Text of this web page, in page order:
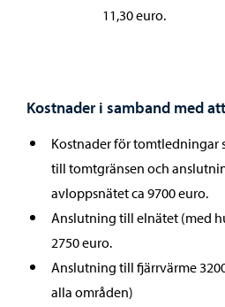
11,30 euro.
Kostnader i samband med
Kostnader för tomtledningar
till tomtgränsen och
avloppsnätet ca 9700 euro.
Anslutning till elnätet (med
2750 euro.
Anslutning till fjärrvärme
alla områden)